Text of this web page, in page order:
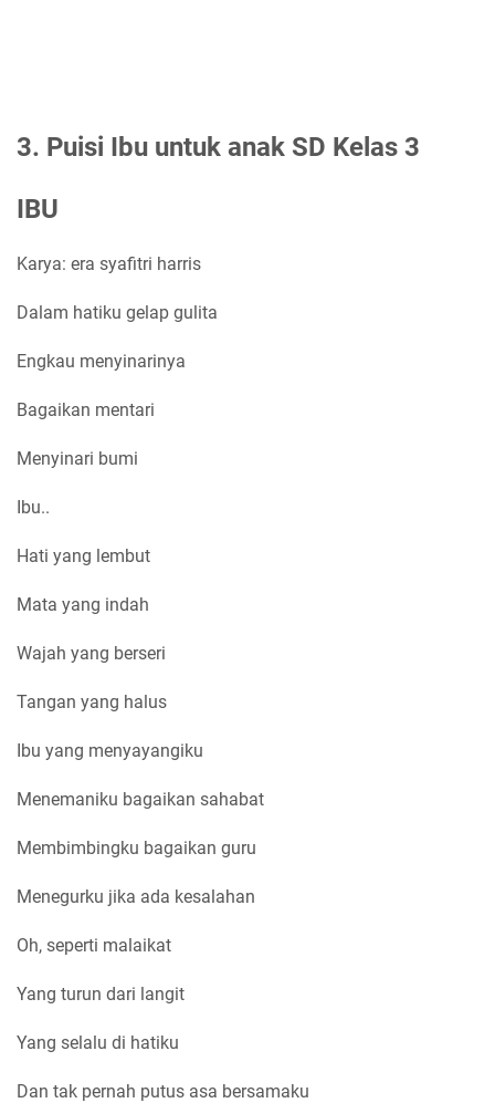
3. Puisi Ibu untuk anak SD Kelas 3
IBU
Karya: era syafitri harris
Dalam hatiku gelap gulita
Engkau menyinarinya
Bagaikan mentari
Menyinari bumi
Ibu..
Hati yang lembut
Mata yang indah
Wajah yang berseri
Tangan yang halus
Ibu yang menyayangiku
Menemaniku bagaikan sahabat
Membimbingku bagaikan guru
Menegurku jika ada kesalahan
Oh, seperti malaikat
Yang turun dari langit
Yang selalu di hatiku
Dan tak pernah putus asa bersamaku